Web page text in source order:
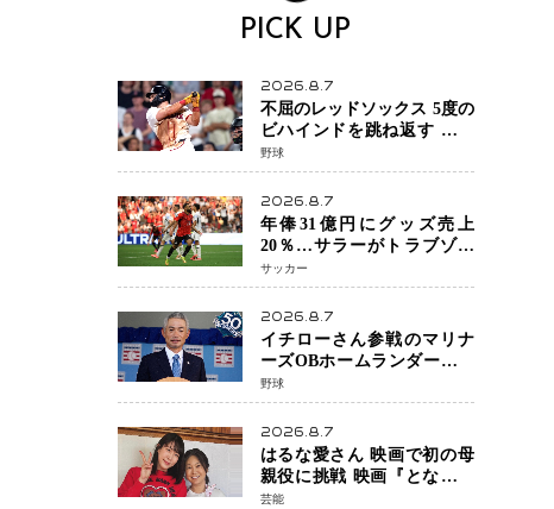
PICK UP
2026.8.7
不屈のレッドソックス 5度の
ビハインドを跳ね返す 延長
13回サヨナラ勝ち 吉田正尚
選手も2安打1打点で貢献 4得
点以上は驚異の28連勝
野球
2026.8.7
年俸31億円にグッズ売上
20％…サラーがトラブゾン
スポル加入 世界サッカーは
「五大リーグ一強」から新
時代へ
サッカー
2026.8.7
イチローさん参戦のマリナ
ーズOBホームランダービー
が無料生配信 北米ならで
はの“魅せる興行”に世界が
注目
野球
2026.8.7
はるな愛さん 映画で初の母
親役に挑戦 映画『となりの
とらんす少女ちゃん』11月7
芸能